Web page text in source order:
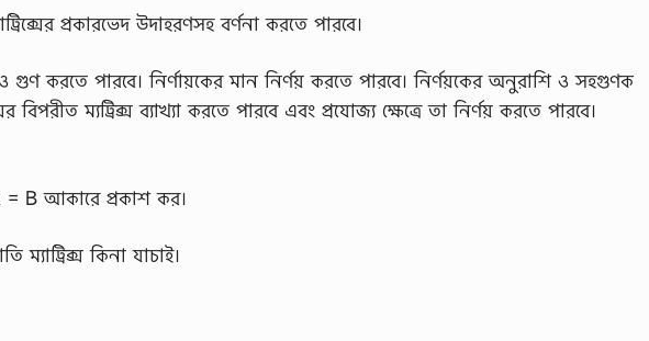
প্রকারভেদ উদাহরণসহ বর্ণনা করতে পারবে।
গুণ করতে পারবে। নির্ণায়কের মান নির্ণয় করতে পারবে। নির্ণয়কের অনুরাশি ও সহগুণক
বিপরীত ম্যট্রিক্স ব্যাখ্যা করতে পারবে এবং প্রযােজ্য ক্ষেত্রে তা নির্ণয় করতে পারবে।
B আকারে প্রকাশ কর।
ম্যাট্রিক্স কিনা যাচাই।